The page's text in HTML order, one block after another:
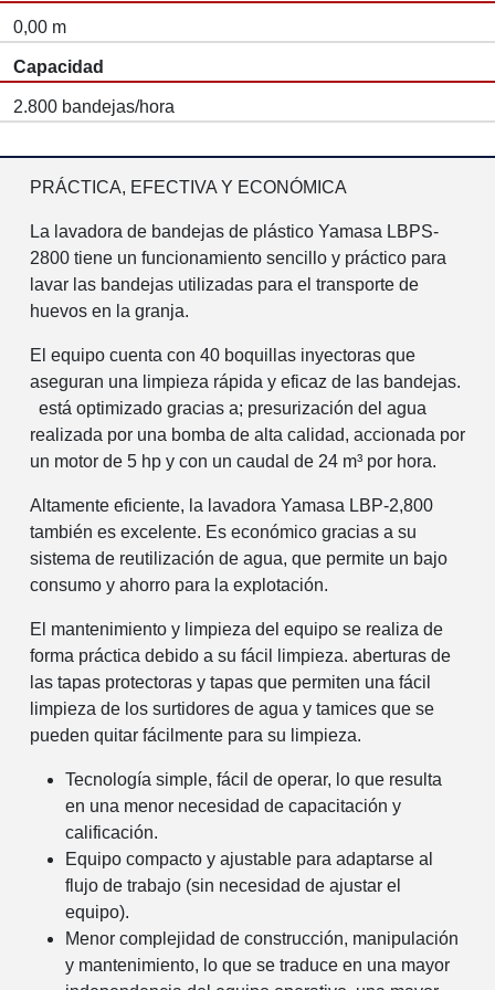
0,00 m
Capacidad
2.800 bandejas/hora
PRÁCTICA, EFECTIVA Y ECONÓMICA
La lavadora de bandejas de plástico Yamasa LBPS-
2800 tiene un funcionamiento sencillo y práctico para
lavar las bandejas utilizadas para el transporte de
huevos en la granja.
El equipo cuenta con 40 boquillas inyectoras que
aseguran una limpieza rápida y eficaz de las bandejas.
está optimizado gracias a; presurización del agua
realizada por una bomba de alta calidad, accionada por
un motor de 5 hp y con un caudal de 24 m³ por hora.
Altamente eficiente, la lavadora Yamasa LBP-2,800
también es excelente. Es económico gracias a su
sistema de reutilización de agua, que permite un bajo
consumo y ahorro para la explotación.
El mantenimiento y limpieza del equipo se realiza de
forma práctica debido a su fácil limpieza. aberturas de
las tapas protectoras y tapas que permiten una fácil
limpieza de los surtidores de agua y tamices que se
pueden quitar fácilmente para su limpieza.
Tecnología simple, fácil de operar, lo que resulta
en una menor necesidad de capacitación y
calificación.
Equipo compacto y ajustable para adaptarse al
flujo de trabajo (sin necesidad de ajustar el
equipo).
Menor complejidad de construcción, manipulación
y mantenimiento, lo que se traduce en una mayor